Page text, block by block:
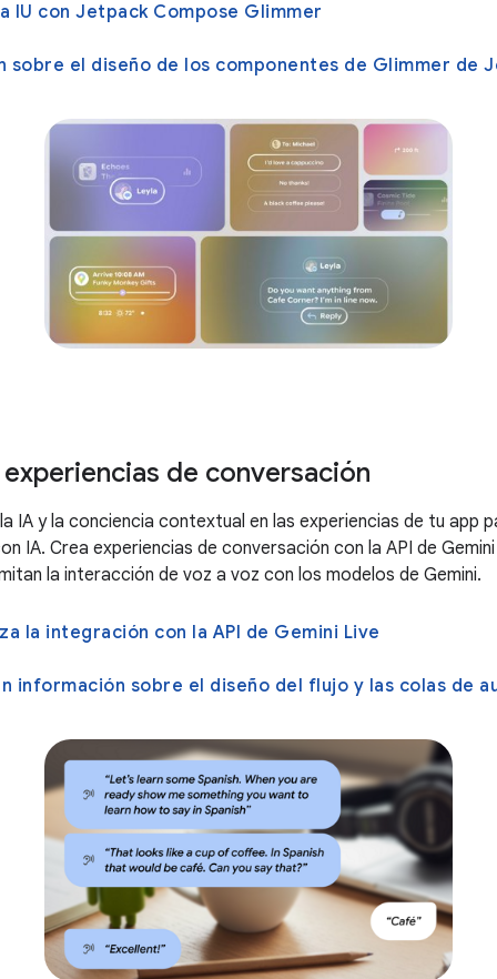
IU con Jetpack Compose Glimmer
sobre el diseño de los componentes de Glimmer de
de conversación
IA y la conciencia contextual en las experiencias de tu app
IA. Crea experiencias de conversación con la API de
la interacción de voz a voz con los modelos de Gemini.
la integración con la API de Gemini Live
información sobre el diseño del flujo y las colas de